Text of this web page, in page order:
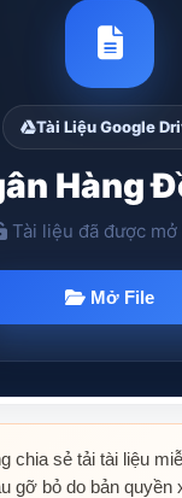
chia sẻ tải tài liệu
gỡ bỏ do bản quyền